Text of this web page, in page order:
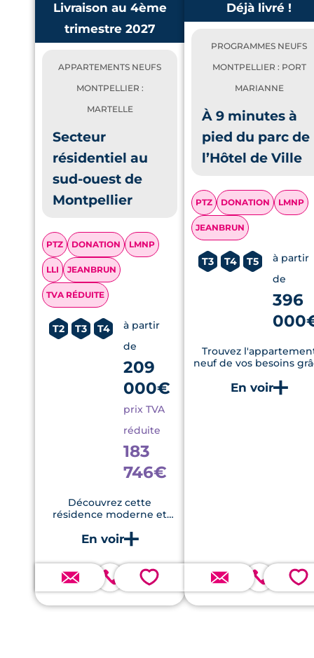
Livraison au 4ème
trimestre 2027
APPARTEMENTS NEUFS
MONTPELLIER :
MARTELLE
Secteur
résidentiel au
sud-ouest de
Montpellier
PTZ DONATION LMNP
LLI JEANBRUN
TVA RÉDUITE
T2 T3 T4
à partir
de
209
000€
prix TVA
réduite
183
746€
Découvrez cette
résidence moderne et
💗
Déjà livré !
PROGRAMMES NEUFS
MONTPELLIER : PORT
MARIANNE
À 9 minutes à
pied du parc de
l’Hôtel de Ville
PTZ DONATION LMNP
JEANBRUN
T3 T4 T5
à partir
de
396
Trouvez
neuf de vos besoins
neuf composé de
d'une centaine
💗